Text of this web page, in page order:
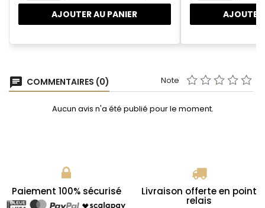
AJOUTER AU PANIER AJOUTER
chat COMMENTAIRES (0) Note
Aucun avis n'a été publié pour le moment.
Paiement 100% sécurisé Livraison offerte en point
relais